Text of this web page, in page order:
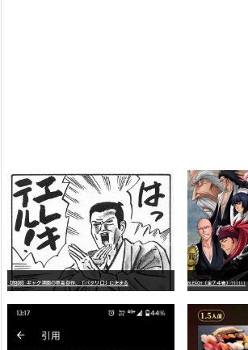
【朗報】ギャグ漫画の最高傑作、「パタリロ」に決まる BLEACH（全７４巻）?!!!!!